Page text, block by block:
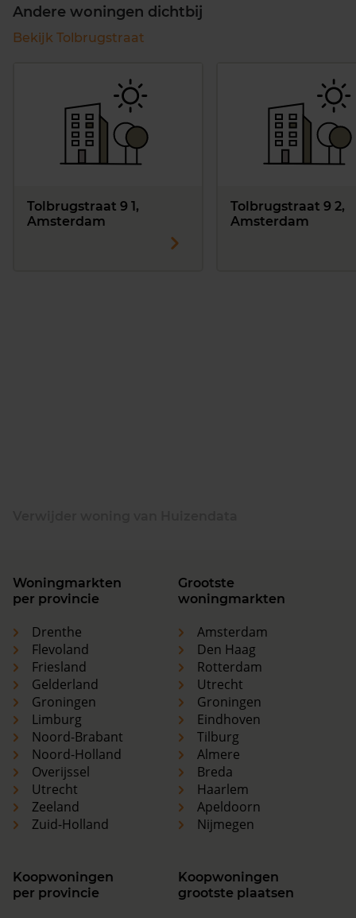
Andere woningen dichtbij
Bekijk Tolbrugstraat
Tolbrugstraat 9 1,
Amsterdam
Tolbrugstraat 9 2,
Amsterdam
Woningmarkten
per provincie
Drenthe
Flevoland
Friesland
Gelderland
Groningen
Limburg
Noord-Brabant
Noord-Holland
Overijssel
Utrecht
Zeeland
Zuid-Holland
Grootste
woningmarkten
Amsterdam
Den Haag
Rotterdam
Utrecht
Groningen
Eindhoven
Tilburg
Almere
Breda
Haarlem
Apeldoorn
Nijmegen
Koopwoningen
per provincie
Koopwoningen
grootste plaatsen